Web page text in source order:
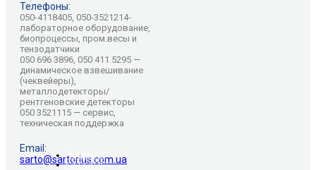
Телефоны:
050-4118405, 050-3521214-
лабораторное оборудование,
биопроцессы, пром.весы и
тензодатчики
050 696 3896, 050 411 5295 —
динамическое взвешивание
(чеквейеры),
металлодетекторы/
рентгеновские детекторы
050 3521115 — сервис,
техническая поддержка
Email:
sarto@sartorius.com.ua
ГЛАВНАЯ
КАТАЛОГ